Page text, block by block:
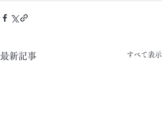
最新記事 すべて表示